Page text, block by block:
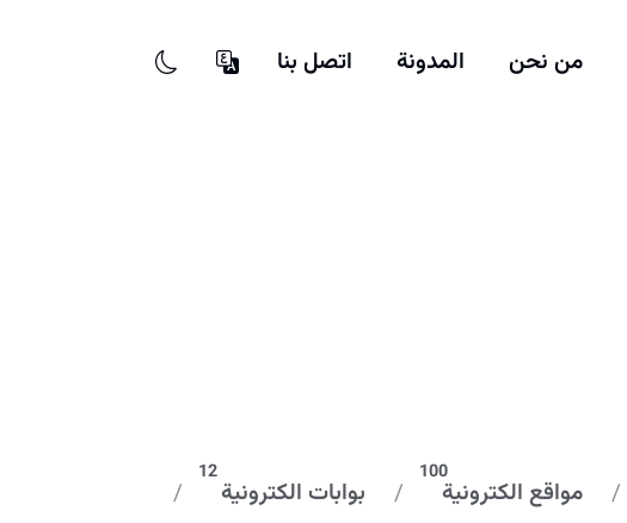
من نحن المدونة اتصل بنا
مواقع الكترونية
100
بوابات الكترونية
12